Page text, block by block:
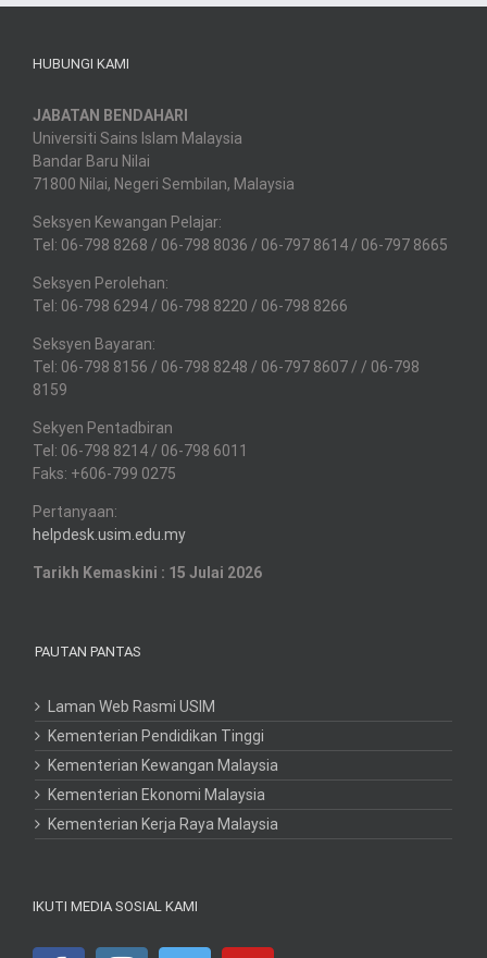
HUBUNGI KAMI
JABATAN BENDAHARI
Universiti Sains Islam Malaysia
Bandar Baru Nilai
71800 Nilai, Negeri Sembilan, Malaysia
Seksyen Kewangan Pelajar:
Tel: 06-798 8268 / 06-798 8036 / 06-797 8614 / 06-797 8665
Seksyen Perolehan:
Tel: 06-798 6294 / 06-798 8220 / 06-798 8266
Seksyen Bayaran:
Tel: 06-798 8156 / 06-798 8248 / 06-797 8607 / / 06-798
8159
Sekyen Pentadbiran
Tel: 06-798 8214 / 06-798 6011
Faks: +606-799 0275
Pertanyaan:
helpdesk.usim.edu.my
Tarikh Kemaskini : 15 Julai 2026
PAUTAN PANTAS
Laman Web Rasmi USIM
Kementerian Pendidikan Tinggi
Kementerian Kewangan Malaysia
Kementerian Ekonomi Malaysia
Kementerian Kerja Raya Malaysia
IKUTI MEDIA SOSIAL KAMI